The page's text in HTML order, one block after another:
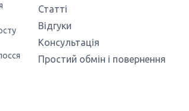
Статті
Відгуки
Консультація
Простий обмін і повернення